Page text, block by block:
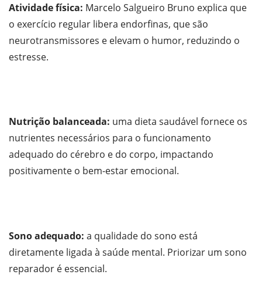
Atividade física: Marcelo Salgueiro Bruno explica que
o exercício regular libera endorfinas, que são
neurotransmissores e elevam o humor, reduzindo o
estresse.
Nutrição balanceada: uma dieta saudável fornece os
nutrientes necessários para o funcionamento
adequado do cérebro e do corpo, impactando
positivamente o bem-estar emocional.
Sono adequado: a qualidade do sono está
diretamente ligada à saúde mental. Priorizar um sono
reparador é essencial.